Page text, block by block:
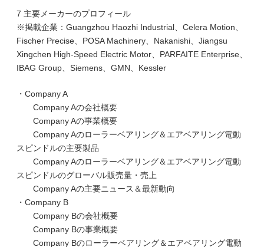
7 主要メーカーのプロフィール
※掲載企業：Guangzhou Haozhi Industrial、Celera Motion、
Fischer Precise、POSA Machinery、Nakanishi、Jiangsu
Xingchen High-Speed Electric Motor、PARFAITE Enterprise、
IBAG Group、Siemens、GMN、Kessler
・Company A
Company Aの会社概要
Company Aの事業概要
Company Aのローラーベアリング＆エアベアリング電動
スピンドルの主要製品
Company Aのローラーベアリング＆エアベアリング電動
スピンドルのグローバル販売量・売上
Company Aの主要ニュース＆最新動向
・Company B
Company Bの会社概要
Company Bの事業概要
Company Bのローラーベアリング＆エアベアリング電動